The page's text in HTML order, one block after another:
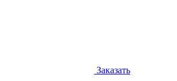
Заказать